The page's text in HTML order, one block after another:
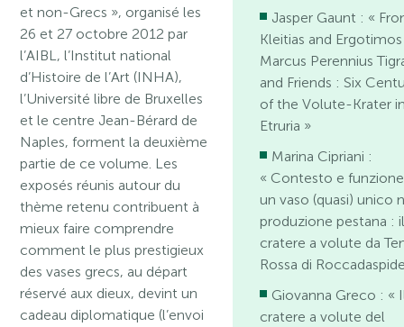
et non-Grecs », organisé les
26 et 27 octobre 2012 par
l’AIBL, l’Institut national
d’Histoire de l’Art (INHA),
l’Université libre de Bruxelles
et le centre Jean-Bérard de
Naples, forment la deuxième
partie de ce volume. Les
exposés réunis autour du
thème retenu contribuent à
mieux faire comprendre
comment le plus prestigieux
des vases grecs, au départ
réservé aux dieux, devint un
cadeau diplomatique (l’envoi
Jasper Gaunt : ​«
Kleitias and
Marcus Perennius
and Friends : Six
of the Volute-Krater
Etruria »
Marina Cipriani :
« Contesto e
un vaso (quasi) unico
produzione pestana :
cratere a volute da
Rossa di
Giovanna Greco : «
cratere a volute del